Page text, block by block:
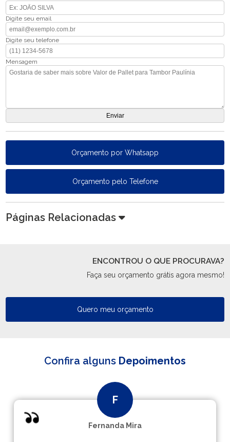
Digite seu email
Digite seu telefone
Mensagem
Orçamento por Whatsapp
Orçamento pelo Telefone
Páginas Relacionadas
ENCONTROU O QUE PROCURAVA?
Faça seu orçamento grátis agora mesmo!
Quero meu orçamento
Confira alguns Depoimentos
Fernanda Mira